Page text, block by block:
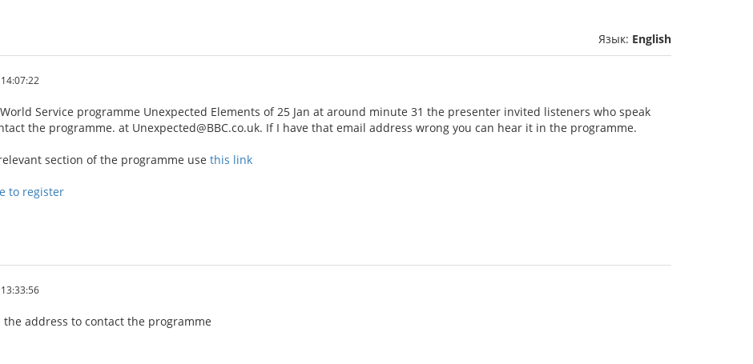
Язык: English
Service programme Unexpected Elements of 25 Jan at around minute 31 the presenter invited listeners who speak
the programme. at Unexpected@BBC.co.uk. If I have that email address wrong you can hear it in the programme.
section of the programme use this link
to register
the address to contact the programme